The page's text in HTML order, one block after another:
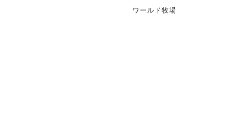
ワールド牧場